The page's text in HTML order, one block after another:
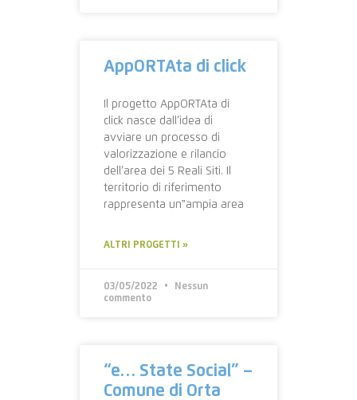
AppORTAta di click
Il progetto AppORTAta di
click nasce dall’idea di
avviare un processo di
valorizzazione e rilancio
dell’area dei 5 Reali Siti. Il
territorio di riferimento
rappresenta un‟ampia area
ALTRI PROGETTI »
03/05/2022
Nessun
commento
“e… State Social” –
Comune di Orta